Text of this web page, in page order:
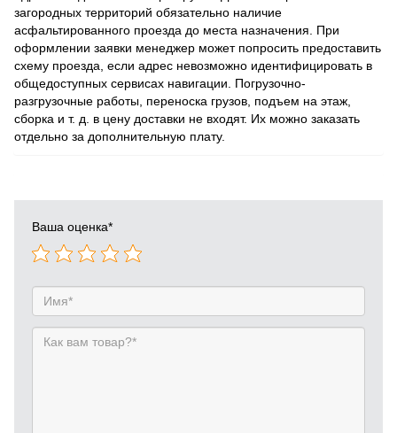
загородных территорий обязательно наличие
асфальтированного проезда до места назначения. При
оформлении заявки менеджер может попросить предоставить
схему проезда, если адрес невозможно идентифицировать в
общедоступных сервисах навигации. Погрузочно-
разгрузочные работы, переноска грузов, подъем на этаж,
сборка и т. д. в цену доставки не входят. Их можно заказать
отдельно за дополнительную плату.
Ваша оценка*